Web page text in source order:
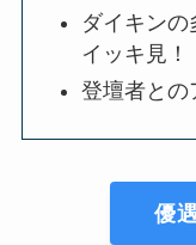
ダイキン
イッキ見！
登壇者との
優